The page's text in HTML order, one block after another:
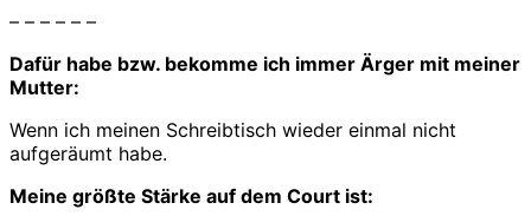
– – – – – –
Dafür habe bzw. bekomme ich immer Ärger mit meiner
Mutter:
Wenn ich meinen Schreibtisch wieder einmal nicht
aufgeräumt habe.
Meine größte Stärke auf dem Court ist: